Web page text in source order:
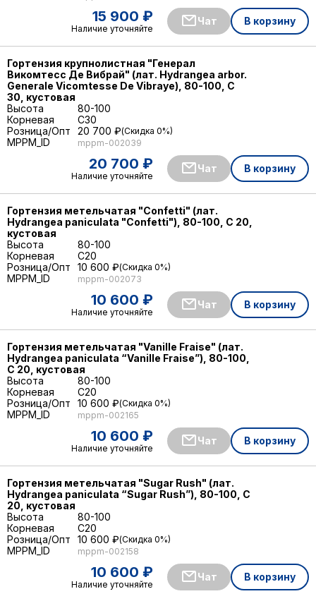
15 900 ₽
Наличие уточняйте
Чат В корзину
Гортензия крупнолистная "Генерал
Викомтесс Де Вибрай" (лат. Hydrangea arbor.
Generale Vicomtesse De Vibraye), 80-100, С
30, кустовая
Высота
80-100
Корневая
C30
Розница/Опт
20 700 ₽ Скидка 0%
20 700 ₽
Наличие уточняйте
Чат В корзину
MPPM_ID mppm-002039
Гортензия метельчатая "Confetti" (лат.
Hydrangea paniculata "Confetti"), 80-100, С 20,
кустовая
Высота
80-100
Корневая
C20
Розница/Опт
10 600 ₽ Скидка 0%
10 600 ₽
Наличие уточняйте
Чат В корзину
MPPM_ID mppm-002073
Гортензия метельчатая "Vanille Fraise" (лат.
Hydrangea paniculata “Vanille Fraise”), 80-100,
С 20, кустовая
Высота
80-100
Корневая
C20
Розница/Опт
10 600 ₽ Скидка 0%
10 600 ₽
Наличие уточняйте
Чат В корзину
MPPM_ID mppm-002165
Гортензия метельчатая "Sugar Rush" (лат.
Hydrangea paniculata “Sugar Rush”), 80-100, С
20, кустовая
Высота
80-100
Корневая
C20
Розница/Опт
10 600 ₽ Скидка 0%
10 600 ₽
Наличие уточняйте
Чат В корзину
MPPM_ID mppm-002158